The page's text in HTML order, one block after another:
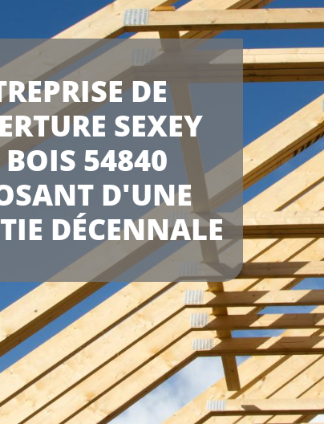
DE
SEXEY
BOIS 54840
D'UNE
DÉCENNALE